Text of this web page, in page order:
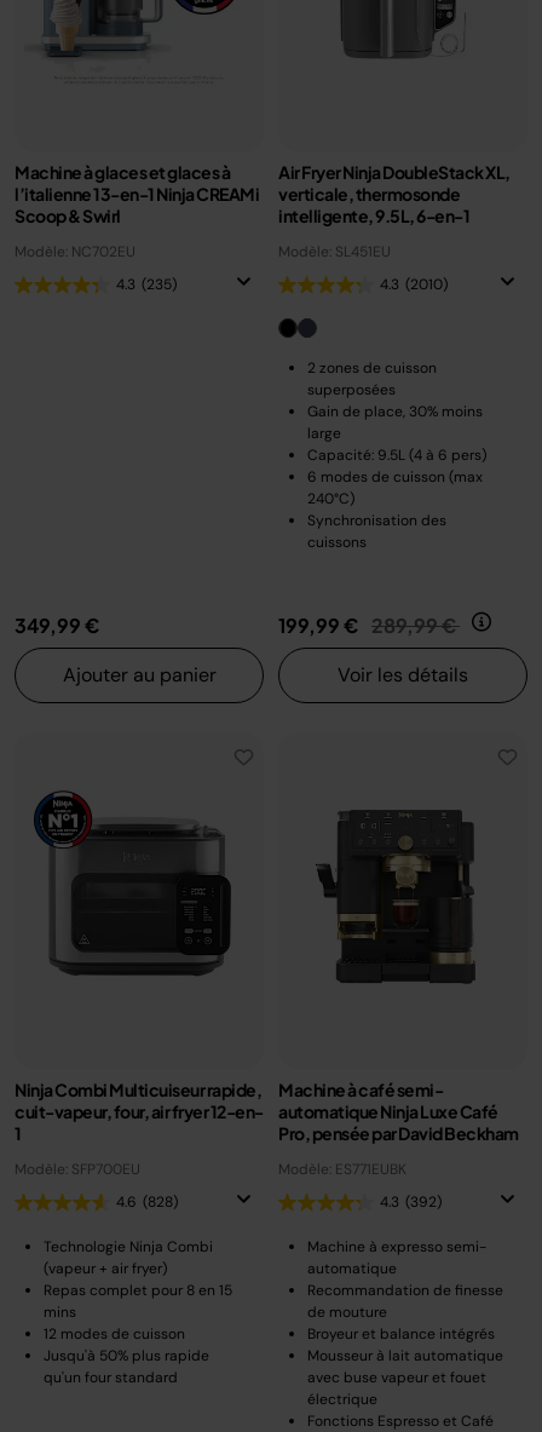
Machine à glaces et glaces à
l’italienne 13-en-1 Ninja CREAMi
Scoop & Swirl
Modèle: NC702EU
4.3 (235)
349,99 €
Ajouter au panier
Air Fryer Ninja DoubleStack XL,
verticale, thermosonde
intelligente, 9.5L, 6-en-1
Modèle: SL451EU
4.3 (2010)
2 zones de cuisson
superposées
Gain de place, 30% moins
large
Capacité: 9.5L (4 à 6 pers)
6 modes de cuisson (max
240°C)
Synchronisation des
cuissons
199,99 € Prix réduit de
289,99 € au
Voir les détails
Ninja Combi Multicuiseur rapide,
cuit-vapeur, four, air fryer 12-en-
1
Modèle: SFP700EU
4.6 (828)
Technologie Ninja Combi
(vapeur + air fryer)
Repas complet pour 8 en 15
mins
12 modes de cuisson
Jusqu'à 50% plus rapide
qu'un four standard
Machine à café semi-
automatique Ninja Luxe Café
Pro, pensée par David Beckham
Modèle: ES771EUBK
4.3 (392)
Machine à expresso semi-
automatique
Recommandation de finesse
de mouture
Broyeur et balance intégrés
Mousseur à lait automatique
avec buse vapeur et fouet
électrique
Fonctions Espresso et Café